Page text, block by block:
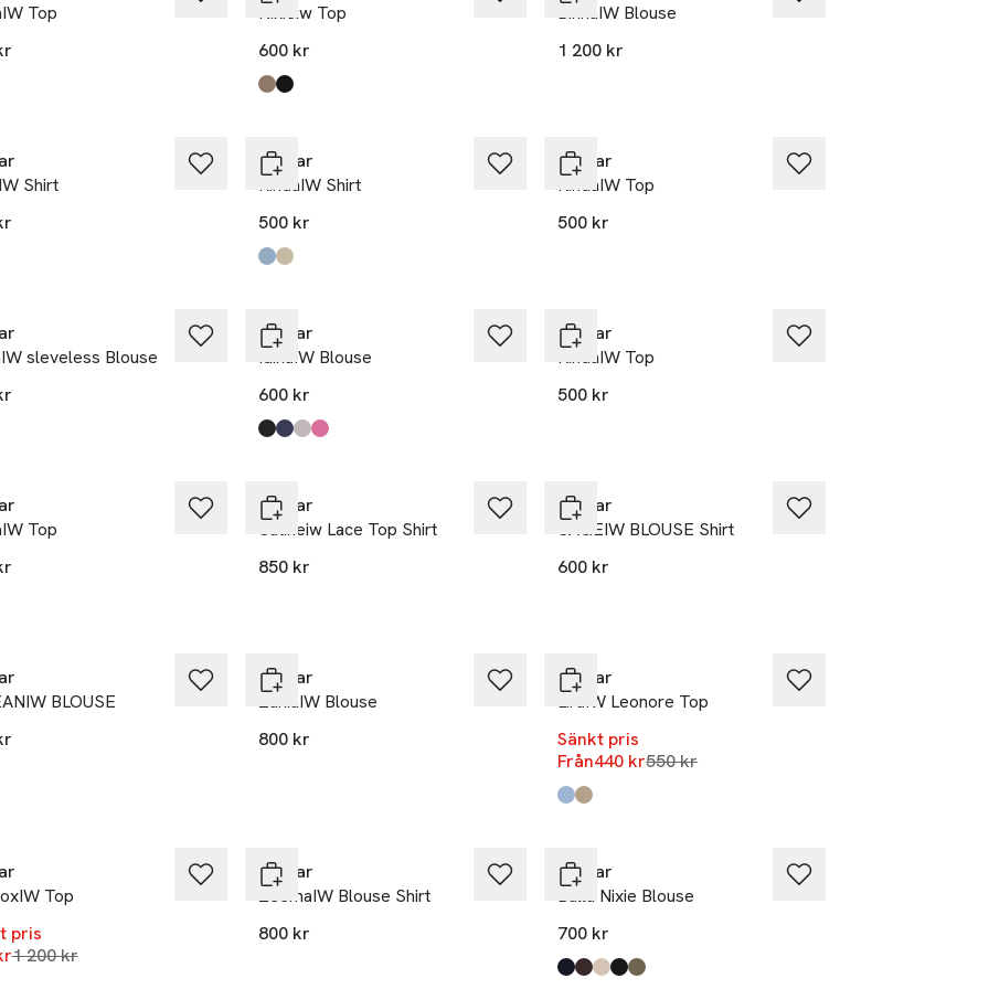
Top
Nixieiw Top
600 kr
Produkten finns i färgerna:
Sandy Grey
Black
BinnaIW Blouse
1 200 kr
Shirt
Inwear
RindaIW Shirt
500 kr
Produkten finns i färgerna:
Flint Stone
Pinetree
Inwear
RindaIW Top
500 kr
sleveless Blouse
Inwear
IdinaIW Blouse
600 kr
Produkten finns i färgerna:
Black,
Marine Blue
Champagne
Pink Nectar
Inwear
RindaIW Top
500 kr
Top
finns i färgerna:
Brown
Inwear
Satineiw Lace Top Shirt
850 kr
Inwear
SAGEIW BLOUSE Shirt
600 kr
BLOUSE
Inwear
ZaniaIW Blouse
800 kr
Inwear
LiraIW Leonore Top
Sänkt pris
Från440 krLägsta pris 30 dagar
550 kr
Produkten finns i färgerna:
Blue Serenity
Cobblestone
Top
pris
Lägsta pris 30 dagar
1 200 kr
Inwear
ZeemaIW Blouse Shirt
800 kr
Inwear
Balla Nixie Blouse
700 kr
Produkten finns i färgerna:
Marine Blue
Truffle,
Champagne
Black,
Dusty Olive,